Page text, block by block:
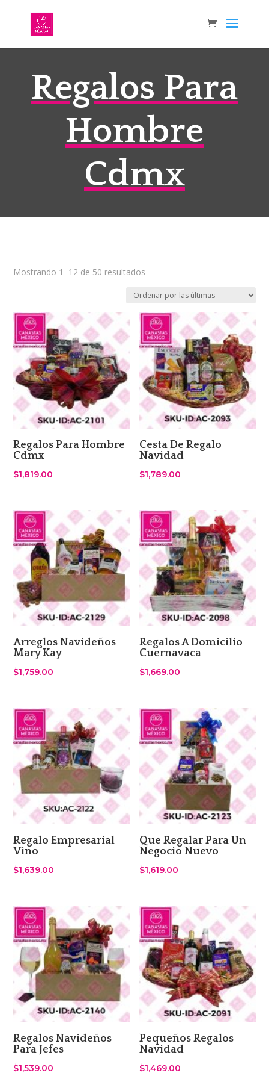
Regalos Para
Hombre
Cdmx
Mostrando 1–12 de 50 resultados
latest
Regalos Para Hombre
Cdmx
$1,819.00
Cesta De Regalo
Navidad
$1,789.00
Arreglos Navideños
Mary Kay
$1,759.00
Regalos A Domicilio
Cuernavaca
$1,669.00
Regalo Empresarial
Vino
$1,639.00
Que Regalar Para Un
Negocio Nuevo
$1,619.00
Regalos Navideños
Para Jefes
$1,539.00
Pequeños Regalos
Navidad
$1,469.00